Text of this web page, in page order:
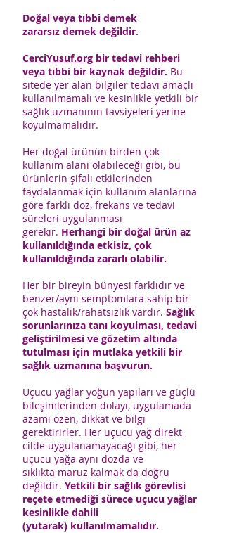
Doğal veya tıbbi demek
zararsız demek değildir.
CerciYusuf.org bir tedavi rehberi
veya tıbbi bir kaynak değildir. Bu
sitede yer alan bilgiler tedavi amaçlı
kullanılmamalı ve kesinlikle yetkili bir
sağlık uzmanının tavsiyeleri yerine
koyulmamalıdır.
Her doğal ürünün birden çok
kullanım alanı olabileceği gibi, bu
ürünlerin şifalı etkilerinden
faydalanmak için kullanım alanlarına
göre farklı doz, frekans ve tedavi
süreleri uygulanması
gerekir. Herhangi bir doğal ürün az
kullanıldığında etkisiz, çok
kullanıldığında zararlı olabilir.
Her bir bireyin bünyesi farklıdır ve
benzer/aynı semptomlara sahip bir
çok hastalık/rahatsızlık vardır. Sağlık
sorunlarınıza tanı koyulması, tedavi
geliştirilmesi ve gözetim altında
tutulması için mutlaka yetkili bir
sağlık uzmanına başvurun.
Uçucu yağlar yoğun yapıları ve güçlü
bileşimlerinden dolayı, uygulamada
azami özen, dikkat ve bilgi
gerektirirler. Her uçucu yağ direkt
cilde uygulanamayacağı gibi, her
uçucu yağa aynı dozda ve
sıklıkta maruz kalmak da doğru
değildir. Yetkili bir sağlık görevlisi
reçete etmediği sürece uçucu yağlar
kesinlikle dahili
(yutarak) kullanılmamalıdır.